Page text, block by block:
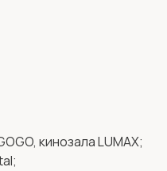
кинозала LUMAX;